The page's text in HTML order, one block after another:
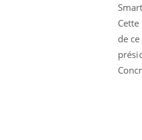
de